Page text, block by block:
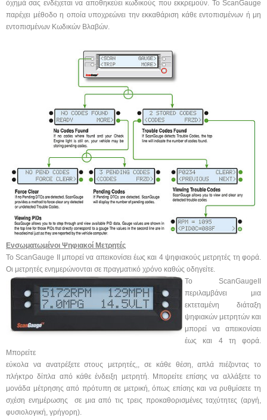
όχημά σας ενδέχεται να αποθηκεύει κωδικούς που εκκρεμούν. Το ScanGauge
παρέχει μέθοδο η οποία υποχρεώνει την εκκαθάριση κάθε εντοπισμένων ή μη
εντοπισμένων Κωδικών Βλαβών.
Ενσωματωμένοι Ψηφιακοί Μετρητές
Το ScanGauge II μπορεί να απεικονίσει έως και 4 ψηφιακούς μετρητές τη φορά.
Οι μετρητές ενημερώνονται σε πραγματικό χρόνο καθώς οδηγείτε.
Το ScanGaugeII
περιλαμβάνει μια
εκτεταμένη διάταξη
ψηφιακών μετρητών και
μπορεί να απεικονίσει
έως και 4 τη φορά.
Μπορείτε
εύκολα να ανατρέξετε στους μετρητές,, σε κάθε θέση, απλά πιέζοντας το
πλήκτρο δίπλα από κάθε ένδειξη μετρητή. Μπορείτε επίσης να αλλάξετε το
μονάδα μέτρησης από πρότυπη σε μετρική, όπως επίσης και να ρυθμίσετε τη
σχέση ενημέρωσης σε μια από τις τρεις προκαθορισμένες ταχύτητες (αργή,
φυσιολογική, γρήγορη).